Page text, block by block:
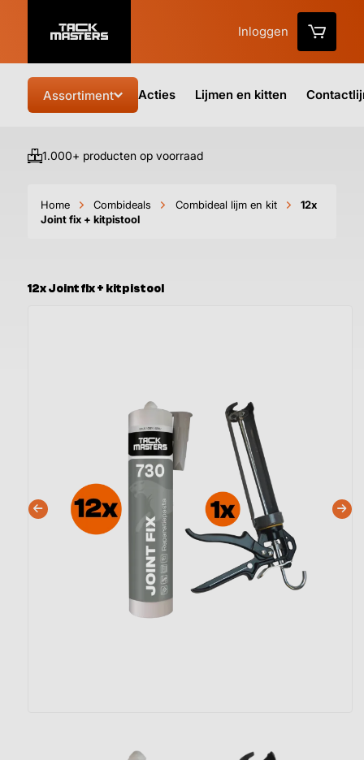
Inloggen
Assortiment Acties Lijmen en kitten
1.000+ producten op voorraad
Home Combideals Combideal lijm en kit
12x
Joint fix + kitpistool
12x Joint fix + kitpistool